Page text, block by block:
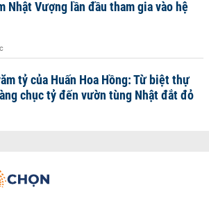
Nhật Vượng lần đầu tham gia vào hệ
tỷ của Huấn Hoa Hồng: Từ biệt thự
chục tỷ đến vườn tùng Nhật đắt đỏ